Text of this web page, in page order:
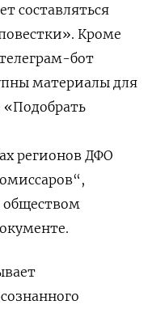
составляться
Кроме
бот
материалы для
регионов ДФО
обществом